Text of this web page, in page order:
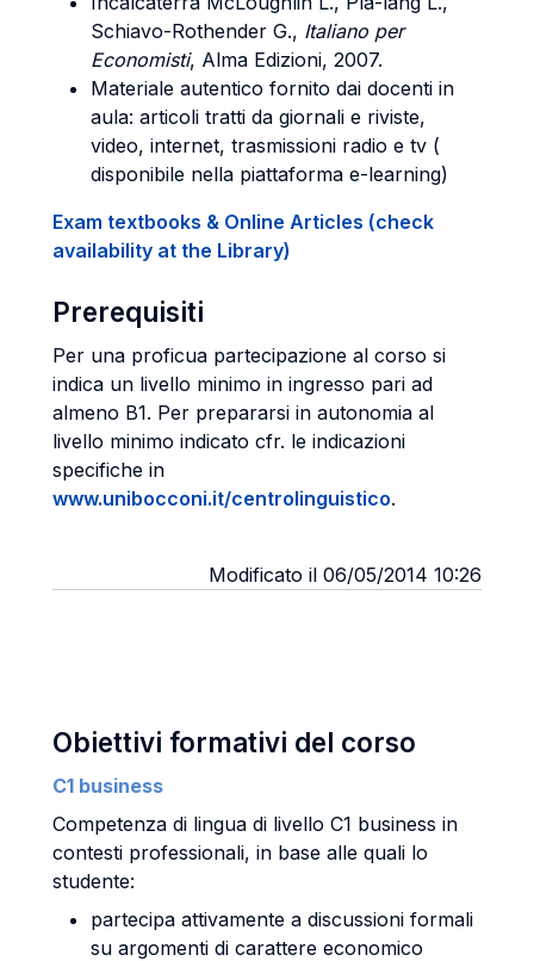
Schiavo-Rothender G., Italiano per
Economisti, Alma Edizioni, 2007.
Materiale autentico fornito dai docenti in
aula: articoli tratti da giornali e riviste,
video, internet, trasmissioni radio e tv (
disponibile nella piattaforma e-learning)
Exam textbooks & Online Articles (check
availability at the Library)
Prerequisiti
Per una proficua partecipazione al corso si
indica un livello minimo in ingresso pari ad
almeno B1. Per prepararsi in autonomia al
livello minimo indicato cfr. le indicazioni
specifiche in
www.unibocconi.it/centrolinguistico.
Modificato il 06/05/2014 10:26
Obiettivi formativi del corso
C1 business
Competenza di lingua di livello C1 business in
contesti professionali, in base alle quali lo
studente:
partecipa attivamente a discussioni formali
su argomenti di carattere economico